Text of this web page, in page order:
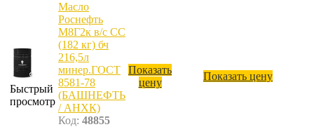
Быстрый
просмотр
Масло
Роснефть
М8Г2к в/с CC
(182 кг) бч
216,5л
минер.ГОСТ
8581-78
(БАШНЕФТЬ
/ АНХК)
Код: 48855
Показать
цену
Показать цену